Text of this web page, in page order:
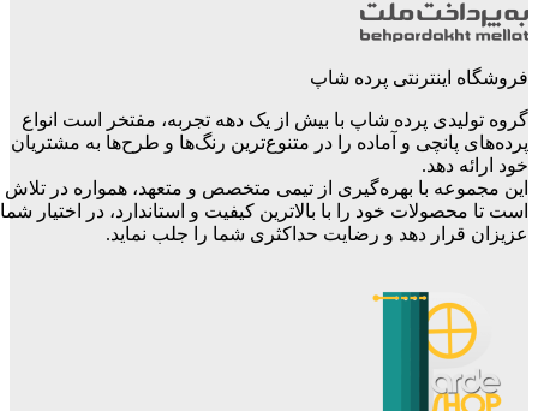
فروشگاه اینترنتی پرده شاپ
گروه تولیدی پرده شاپ با بیش از یک دهه تجربه، مفتخر است انواع
پرده‌های پانچی و آماده را در متنوع‌ترین رنگ‌ها و طرح‌ها به مشتریان
خود ارائه دهد.
این مجموعه با بهره‌گیری از تیمی متخصص و متعهد، همواره در تلاش
است تا محصولات خود را با بالاترین کیفیت و استاندارد، در اختیار شما
عزیزان قرار دهد و رضایت حداکثری شما را جلب نماید.